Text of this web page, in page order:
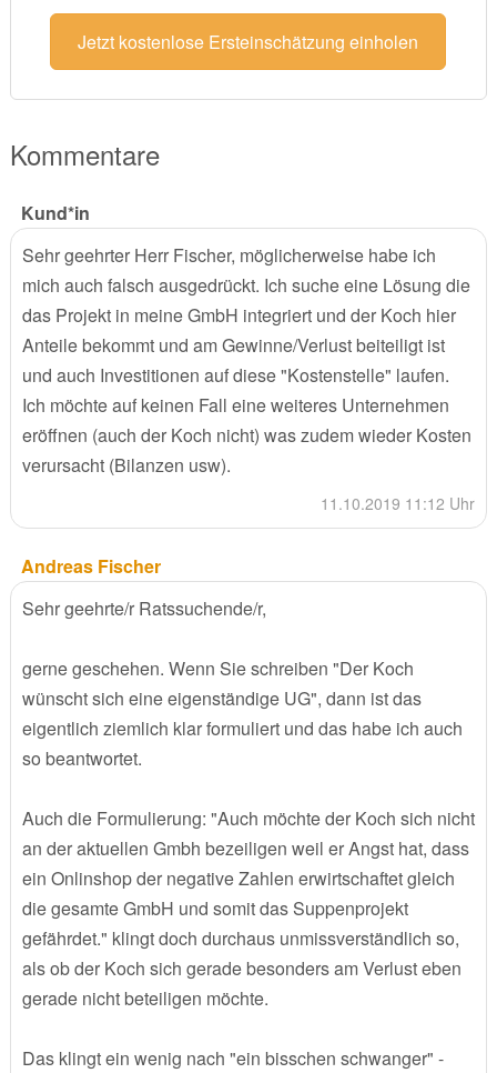
Jetzt kostenlose Ersteinschätzung einholen
Kommentare
Kund*in
Sehr geehrter Herr Fischer, möglicherweise habe ich
mich auch falsch ausgedrückt. Ich suche eine Lösung die
das Projekt in meine GmbH integriert und der Koch hier
Anteile bekommt und am Gewinne/Verlust beiteiligt ist
und auch Investitionen auf diese "Kostenstelle" laufen.
Ich möchte auf keinen Fall eine weiteres Unternehmen
eröffnen (auch der Koch nicht) was zudem wieder Kosten
verursacht (Bilanzen usw).
11.10.2019 11:12 Uhr
Andreas Fischer
Sehr geehrte/r Ratssuchende/r,
gerne geschehen. Wenn Sie schreiben "Der Koch
wünscht sich eine eigenständige UG", dann ist das
eigentlich ziemlich klar formuliert und das habe ich auch
so beantwortet.
Auch die Formulierung: "Auch möchte der Koch sich nicht
an der aktuellen Gmbh bezeiligen weil er Angst hat, dass
ein Onlinshop der negative Zahlen erwirtschaftet gleich
die gesamte GmbH und somit das Suppenprojekt
gefährdet." klingt doch durchaus unmissverständlich so,
als ob der Koch sich gerade besonders am Verlust eben
gerade nicht beteiligen möchte.
Das klingt ein wenig nach "ein bisschen schwanger" -